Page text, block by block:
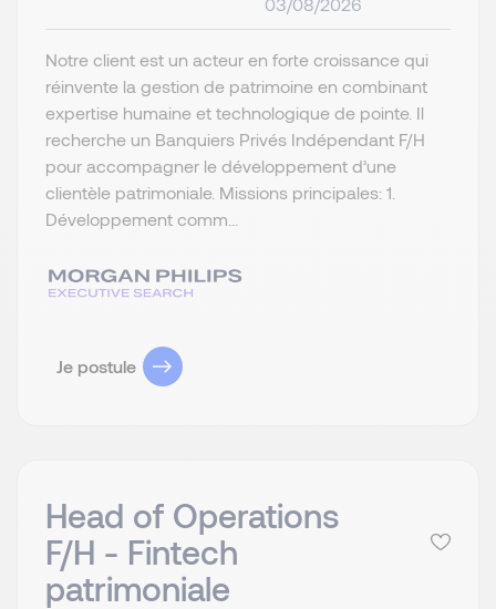
Notre client est un acteur en forte croissance qui
réinvente la gestion de patrimoine en combinant
expertise humaine et technologique de pointe. Il
recherche un Banquiers Privés Indépendant F/H
pour accompagner le développement d’une
clientèle patrimoniale. Missions principales: 1.
Développement comm...
Je postule
Head of Operations
F/H - Fintech
patrimoniale